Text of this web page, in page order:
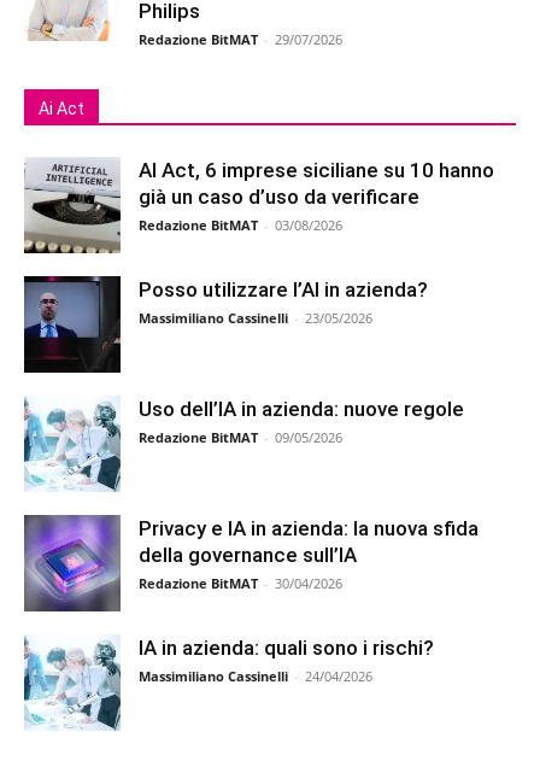
Philips
Redazione BitMAT - 29/07/2026
Ai Act
AI Act, 6 imprese siciliane su 10 hanno
già un caso d’uso da verificare
Redazione BitMAT - 03/08/2026
Posso utilizzare l’AI in azienda?
Massimiliano Cassinelli - 23/05/2026
Uso dell’IA in azienda: nuove regole
Redazione BitMAT - 09/05/2026
Privacy e IA in azienda: la nuova sfida
della governance sull’IA
Redazione BitMAT - 30/04/2026
IA in azienda: quali sono i rischi?
Massimiliano Cassinelli - 24/04/2026